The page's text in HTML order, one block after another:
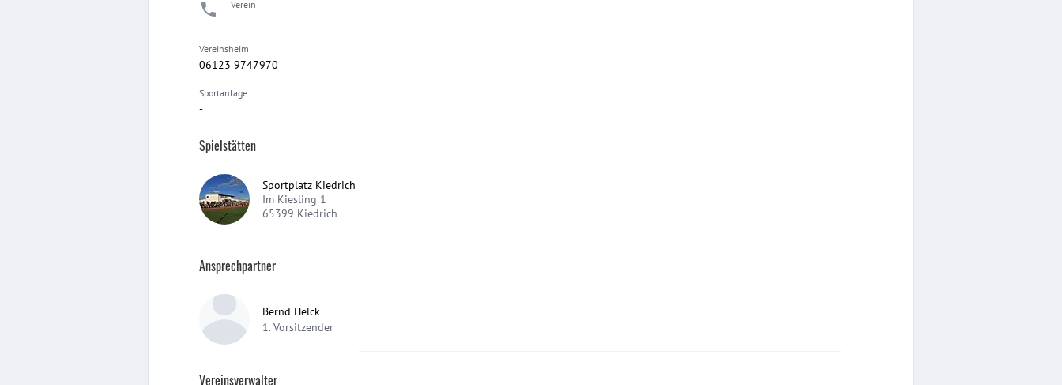
Verein
-
Vereinsheim
06123 9747970
Sportanlage
-
Spielstätten
Sportplatz Kiedrich
Im Kiesling 1
65399 Kiedrich
Ansprechpartner
Bernd Helck
1. Vorsitzender
Vereinsverwalter